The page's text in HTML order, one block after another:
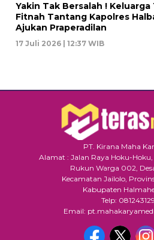
Yakin Tak Bersalah !
Fitnah Tantang Kapolres
Ajukan Praperadilan
17 Juli 2026 | 12:37 WIB
PT. Kirana Maha
Alamat : Jalan Raya Hoku-
Rukun Warga 002,
Kecamatan Jailolo,
Kabupaten
Telp:
Email: